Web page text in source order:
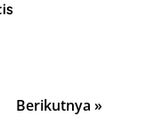
Berikutnya »